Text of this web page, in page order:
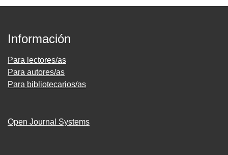
Información
Para lectores/as
Para autores/as
Para bibliotecarios/as
Open Journal Systems